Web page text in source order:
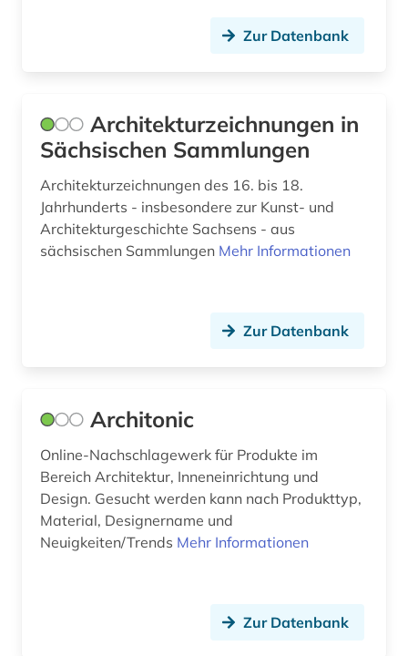
künste (1)
künstler (3)
künstler:in (1)
künstlerin (1)
landschaft (1)
landschaftsarchitekt (1)
landschaftsarchitektin (2)
landschaftsarchitektur (1)
Zur Datenbank
Architekturzeichnungen in
Sächsischen Sammlungen
Architekturzeichnungen des 16. bis 18.
Jahrhunderts - insbesondere zur Kunst- und
Architekturgeschichte Sachsens - aus
sächsischen Sammlungen Mehr Informationen
Zur Datenbank
Architonic
Online-Nachschlagewerk für Produkte im
Bereich Architektur, Inneneinrichtung und
Design. Gesucht werden kann nach Produkttyp,
Material, Designername und
Neuigkeiten/Trends Mehr Informationen
Zur Datenbank